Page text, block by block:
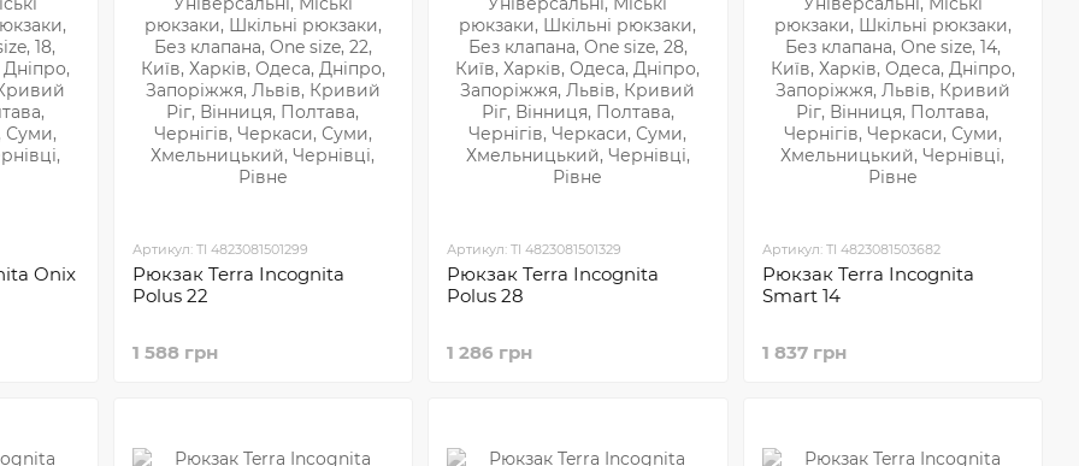
Onix
Артикул: TI 4823081501299
Рюкзак Terra Incognita
Polus 22
1 588 грн
Артикул: TI 4823081501329
Рюкзак Terra Incognita
Polus 28
1 286 грн
Артикул: TI 4823081503682
Рюкзак Terra Incognita
Smart 14
1 837 грн